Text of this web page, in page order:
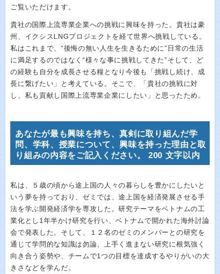
ご覧いただけます。
貴社の国際上流専業企業への挑戦に興味を持った。貴社は豪
州、イクシスLNGプロジェクトを経て世界へ挑戦している。
私はこれまで、“後悔の無い人生を生きるために”日常の生活
に満足するのではなく“様々な事に挑戦してきた”そして、ど
の経験も自分を成長させる糧となり今後も「挑戦し続け、成
長に繋げたい」と考えている。そこで、「貴社の挑戦に対
し、私も貢献し国際上流専業企業にしたい」と思ったため。
あなたが最も興味を持ち、真剣に取り組んだ学
問、学科、授業について、興味を持った理由と取
り組みの内容をご記入ください。 200 文字以内
私は、５歳の頃から途上国の人々の暮らしを豊かにしたいと
いう夢を持っており、ゼミでは、途上国を経済発展させる手
法を学ぶ開発経済学を専攻した。研究テーマをベトナムの工
業化とし1年半かけ研究を行い、ベトナムで開かれた海外討論
会で発表した。そして、１２名のゼミのメンバーとの研究を
通じて学問的な知識は勿論、上手く進まない研究に根気強く
向き合う姿勢や、チームで1つの目標を達成するやりがいの大
きさなどを学んだ。